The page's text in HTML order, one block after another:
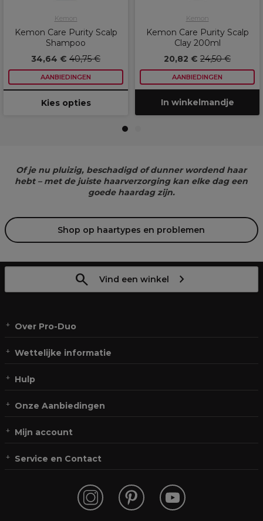
Kemon
Kemon Care Purity Scalp
Shampoo
34,64 € 40,75 €
AANBIEDINGEN
Kies opties
Kemon
Kemon Care Purity Scalp
Clay 200ml
20,82 € 24,50 €
AANBIEDINGEN
In winkelmandje
1
Of je nu pluizig, beschadigd of dunner wordend haar
hebt – met de juiste haarverzorging kan elke dag een
goede haardag zijn.
Shop op haartypes en problemen
Vind een winkel
Over Pro-Duo
Wettelijke informatie
Hulp
Onze Aanbiedingen
Mijn account
Service en Contact